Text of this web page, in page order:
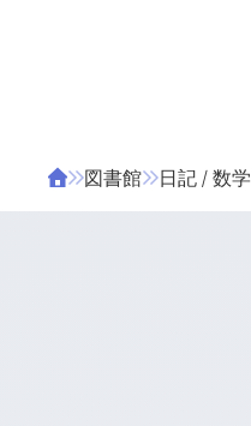
図書館 日記 / 数学